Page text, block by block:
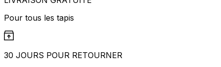
Pour tous les tapis
30 JOURS POUR RETOURNER